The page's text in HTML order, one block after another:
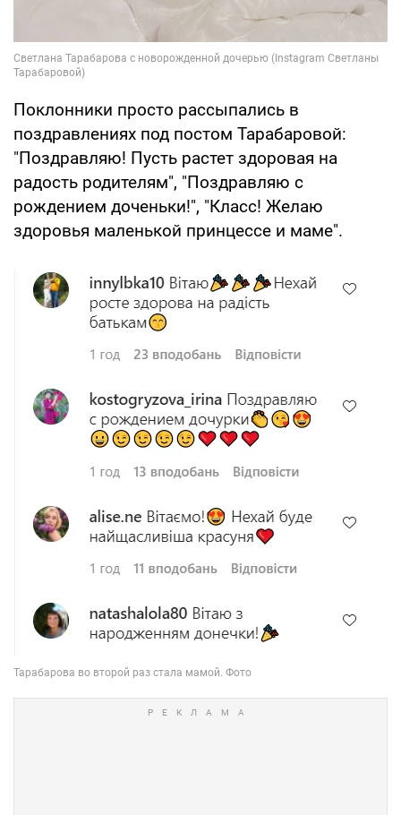
Поклонники просто рассыпались в
поздравлениях под постом Тарабаровой:
"Поздравляю! Пусть растет здоровая на
радость родителям", "Поздравляю с
рождением доченьки!", "Класс! Желаю
здоровья маленькой принцессе и маме".